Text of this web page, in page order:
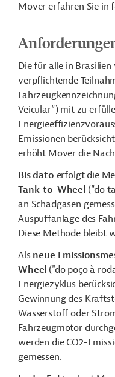
Mover erfahren Sie in
Die für alle in
verpflichtende
Veicular“) mit zu
Emissionen
erhöht Mover die
Bis dato erfolgt die
Tank-to-Wheel(“do
an Schadgasen
Auspuffanlage des
Diese Methode bleibt
Als neue
Wheel ("do poço à
Energiezyklus
Gewinnung des
Wasserstoff oder
Fahrzeugmotor
werden die CO2-
gemessen.